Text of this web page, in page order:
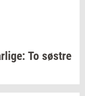
To sø­stre